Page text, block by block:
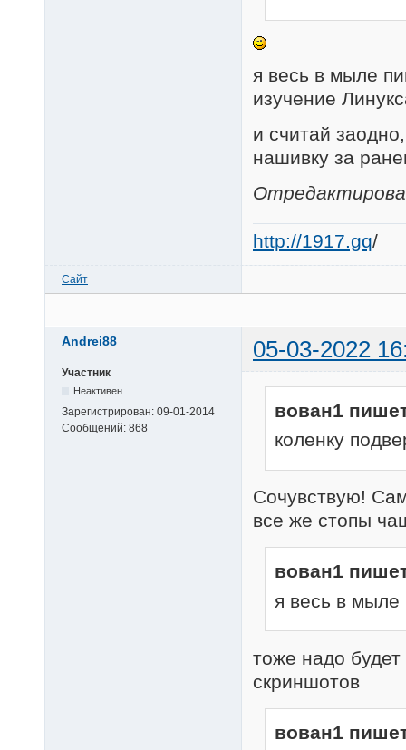
я весь в мыле
изучение
и считай
нашивку за
http://1917.gq/
Сайт
Andrei88 05-03-2022
Участник
Неактивен
Зарегистрирован: 09-01-2014
Сообщений: 868
вован1
коленку
Сочувствую!
все же стопы
вован1
я весь в мыле
тоже надо
скриншотов
вован1